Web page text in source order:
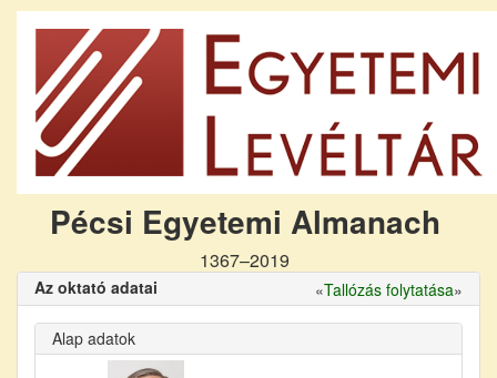
Pécsi Egyetemi Almanach
1367–2019
Az oktató adatai «Tallózás folytatása»
Alap adatok